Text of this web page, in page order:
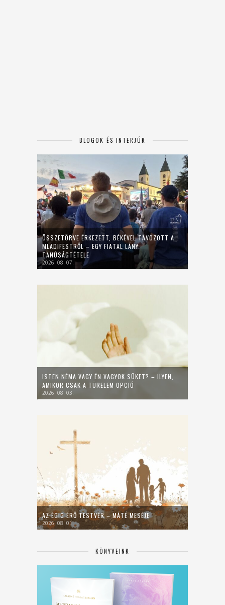
BLOGOK ÉS INTERJÚK
ÖSSZETÖRVE ÉRKEZETT, BÉKÉVEL TÁVOZOTT A
MLADIFESTRŐL – EGY FIATAL LÁNY
TANÚSÁGTÉTELE
2026. 08. 07.
ISTEN NÉMA VAGY ÉN VAGYOK SÜKET? – ILYEN,
AMIKOR CSAK A TÜRELEM OPCIÓ
2026. 08. 03.
AZ ÉGIG ÉRŐ TESTVÉR – MÁTÉ MESÉJE
2026. 08. 01.
KÖNYVEINK